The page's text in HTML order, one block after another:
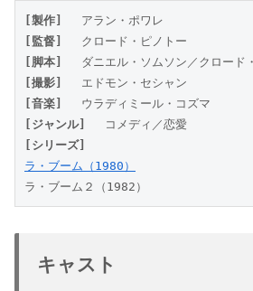
[製作]
アラン・ポワレ
[監督]
クロード・ピノトー
[脚本]
ダニエル・ソムソン／クロード
[撮影]
エドモン・セシャン
[音楽]
ウラディミール・コズマ
[ジャンル]
コメディ／恋愛
[シリーズ]
ラ・ブーム（1980）
ラ・ブーム２（1982）
キャスト